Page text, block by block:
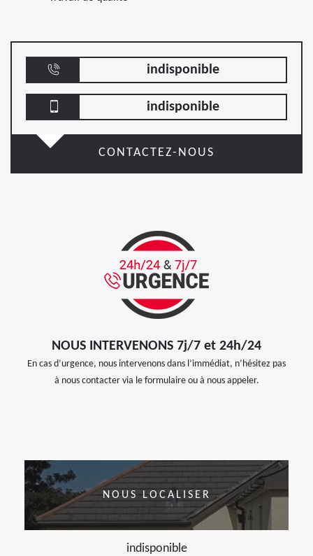
indisponible
indisponible
CONTACTEZ-NOUS
NOUS INTERVENONS 7j/7 et 24h/24
En cas d’urgence, nous intervenons dans l’immédiat, n’hésitez pas
à nous contacter via le formulaire ou à nous appeler.
NOUS LOCALISER
indisponible